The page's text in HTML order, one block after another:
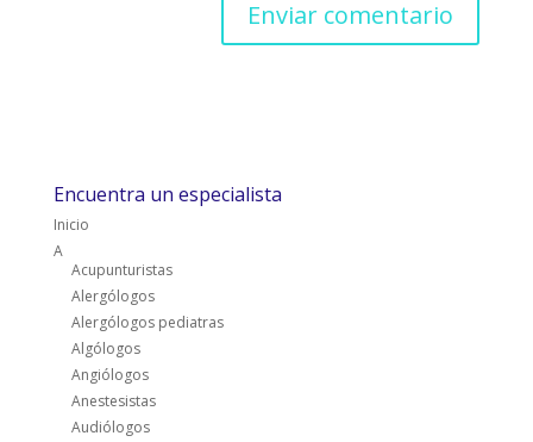
Encuentra un especialista
Inicio
A
Acupunturistas
Alergólogos
Alergólogos pediatras
Algólogos
Angiólogos
Anestesistas
Audiólogos